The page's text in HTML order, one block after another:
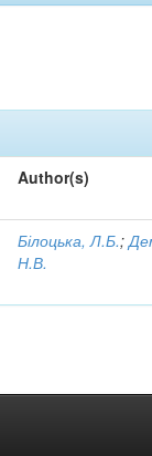
Author(s)
Білоцька, Л.Б.;
Н.В.